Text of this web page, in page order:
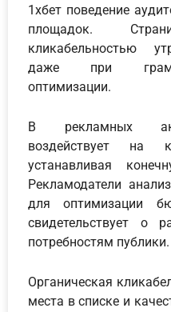
1хбет поведение
площадок.
кликабельностью
даже при
оптимизации.
В рекламных
воздействует на
устанавливая
Рекламодатели
для оптимизации
свидетельствует о
потребностям публики.
Органическая
места в списке и